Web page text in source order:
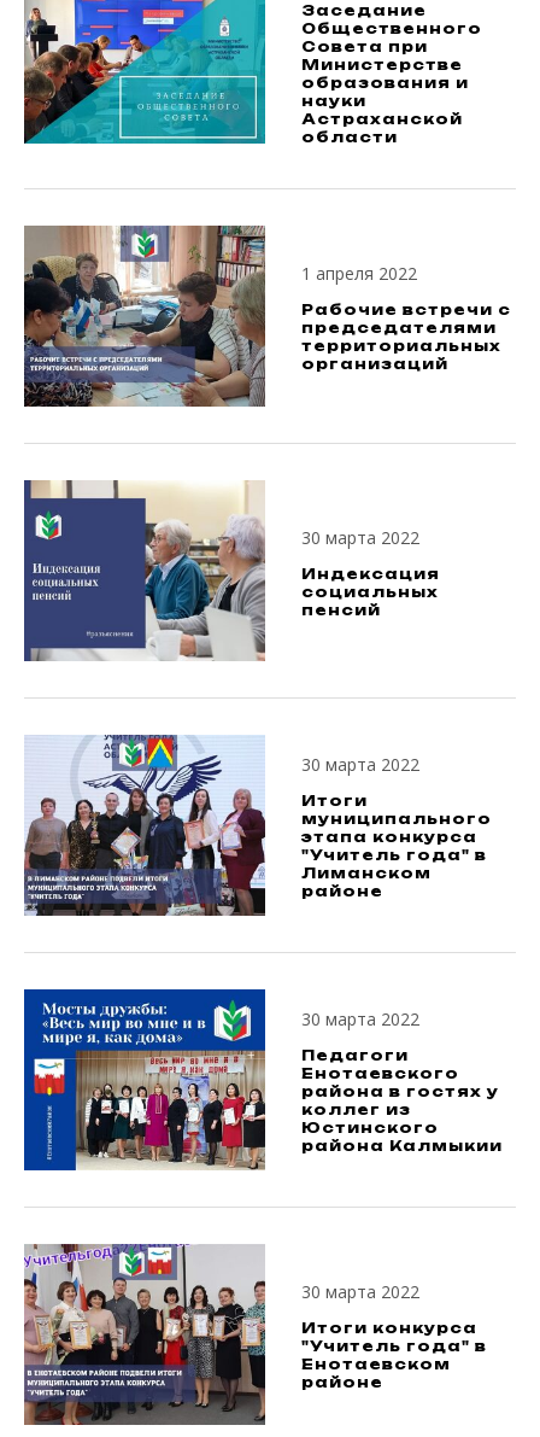
Заседание
Общественного
Совета при
Министерстве
образования и
науки
Астраханской
области
1 апреля 2022
Рабочие встречи с
председателями
территориальных
организаций
30 марта 2022
Индексация
социальных
пенсий
30 марта 2022
Итоги
муниципального
этапа конкурса
"Учитель года" в
Лиманском
районе
30 марта 2022
Педагоги
Енотаевского
района в гостях у
коллег из
Юстинского
района Калмыкии
30 марта 2022
Итоги конкурса
"Учитель года" в
Енотаевском
районе